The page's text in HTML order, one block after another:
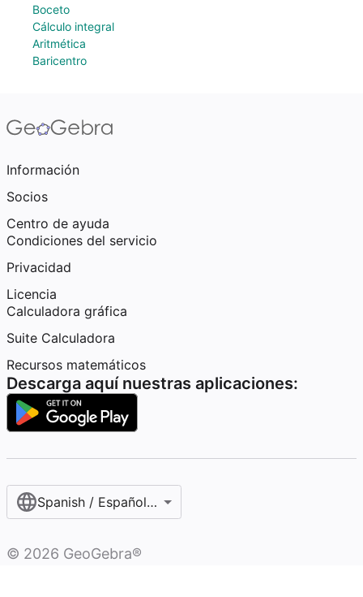
Boceto
Cálculo integral
Aritmética
Baricentro
Información
Socios
Centro de ayuda
Condiciones del servicio
Privacidad
Licencia
Calculadora gráfica
Suite Calculadora
Recursos matemáticos
Descarga aquí nuestras aplicaciones:
Spanish / Español (internacional)
© 2026 GeoGebra®